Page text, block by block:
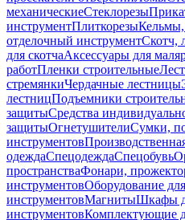
механическиеСтеклорезы
инструментПлиткорезыКельмы,
отделочный инструментСкотч,
для скотчаАксессуары для
работПленки строительные
стремянкиЧердачные лестницы
лестницПодъемники
защитыСредства
защитыОгнетушителиСумки,
инструментов
одеждаСпецодеждаСпецобувь
пространстваФонари,
инструментовОборудование
инструментовМагнитыШкафы
инструментовКомплектующие